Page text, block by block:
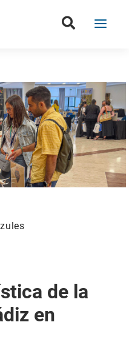
de la
en